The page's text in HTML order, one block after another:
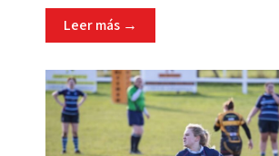
Leer más →